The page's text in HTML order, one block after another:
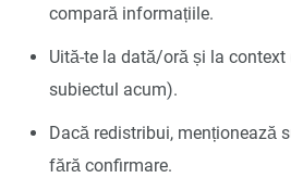
compară informațiile.
Uită-te la dată/oră și la context
subiectul acum).
Dacă redistribui, menționează
fără confirmare.